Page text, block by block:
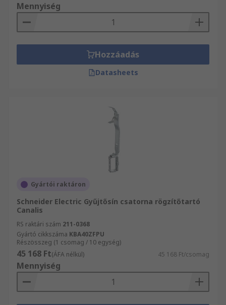
Mennyiség
Hozzáadás
Datasheets
Gyártói raktáron
Schneider Electric Gyűjtősín csatorna rögzítőtartó
Canalis
RS raktári szám 211-0368
Gyártó cikkszáma KBA40ZFPU
Részösszeg (1 csomag / 10 egység)
45 168 Ft(ÁFA nélkül) 45 168 Ft/csomag
Mennyiség